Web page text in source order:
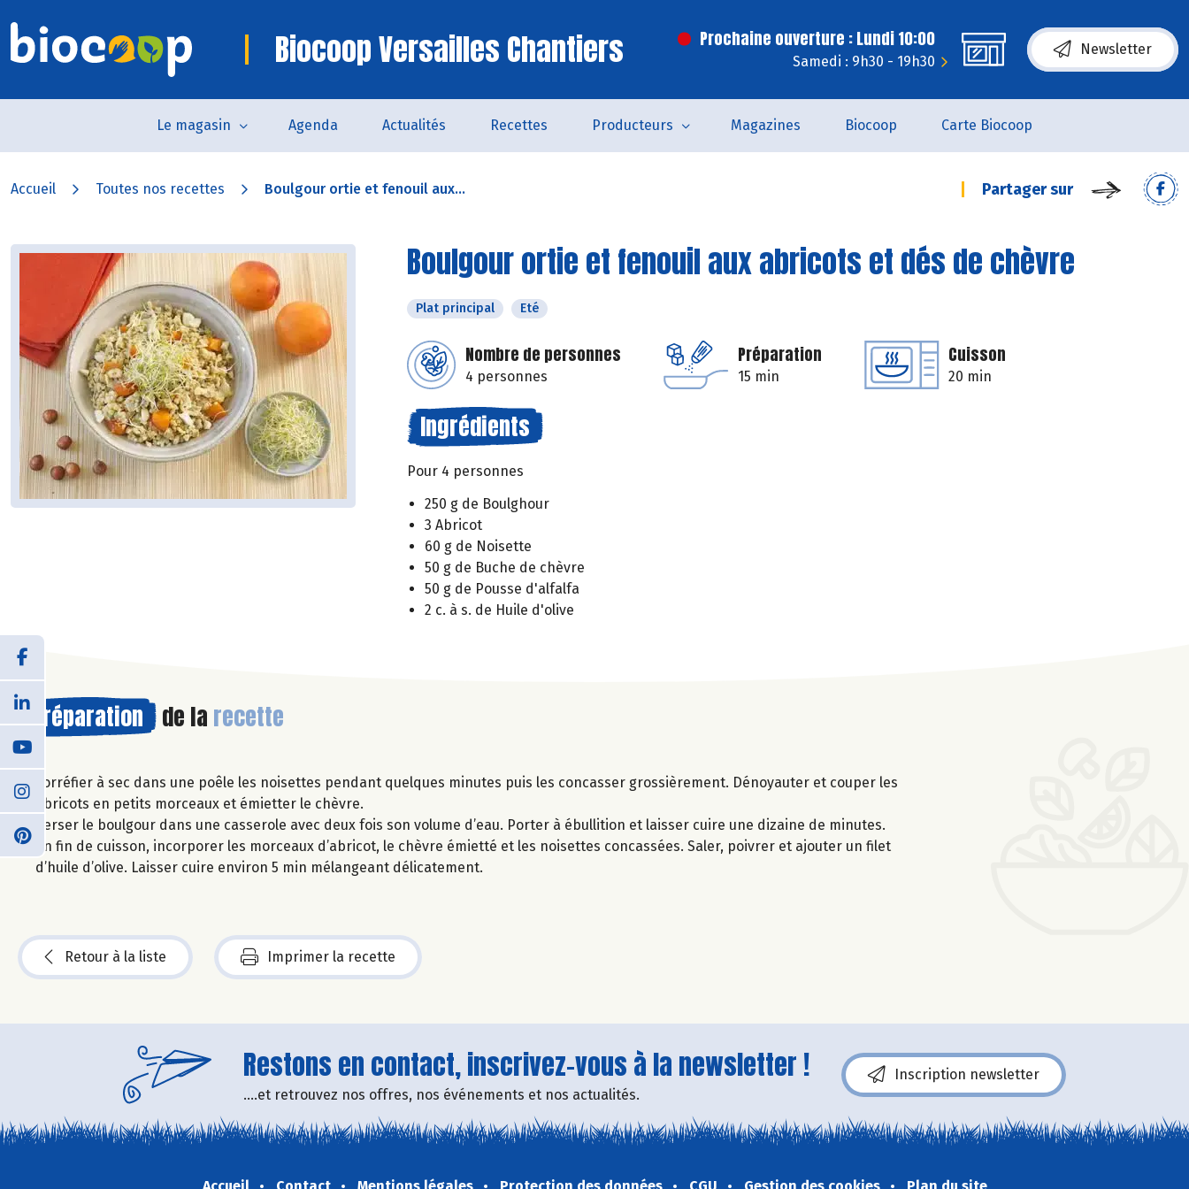
Biocoop Versailles Chantiers Prochaine ouverture : Lundi 10:00
Samedi : 9h30 - 19h30
Newsletter
Le magasin Agenda Actualités Recettes Producteurs Magazines Biocoop Carte Biocoop
Accueil Toutes nos recettes Boulgour ortie et fenouil aux... Partager sur
Boulgour ortie et fenouil aux abricots et dés de chèvre
Plat principal Eté
Nombre de personnes
4 personnes
Préparation
15 min
Cuisson
20 min
Ingrédients
Pour 4 personnes
250 g de Boulghour
3 Abricot
60 g de Noisette
50 g de Buche de chèvre
50 g de Pousse d'alfalfa
2 c. à s. de Huile d'olive
Préparation de la recette
Torréfier à sec dans une poêle les noisettes pendant quelques minutes puis les concasser grossièrement. Dénoyauter et couper les
abricots en petits morceaux et émietter le chèvre.
Verser le boulgour dans une casserole avec deux fois son volume d’eau. Porter à ébullition et laisser cuire une dizaine de minutes.
En fin de cuisson, incorporer les morceaux d’abricot, le chèvre émietté et les noisettes concassées. Saler, poivrer et ajouter un filet
d’huile d’olive. Laisser cuire environ 5 min mélangeant délicatement.
Retour à la liste Imprimer la recette
Restons en contact, inscrivez-vous à la newsletter !
....et retrouvez nos offres, nos événements et nos actualités.
Inscription newsletter